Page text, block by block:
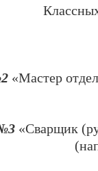
«Мастер
«Сварщик